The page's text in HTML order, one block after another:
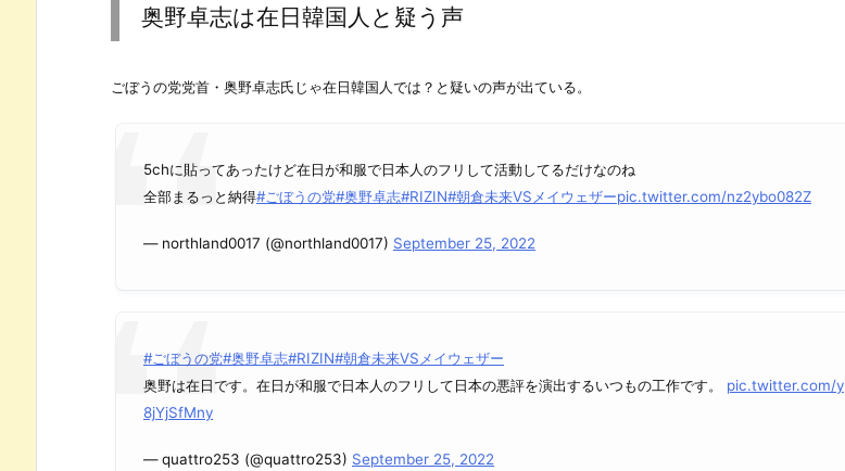
奥野卓志は在日韓国人と疑う声
ごぼうの党党首・奥野卓志氏じゃ在日韓国人では？と疑いの声が出ている。
5chに貼ってあったけど在日が和服で日本人のフリして活動してるだけなのね
全部まるっと納得#ごぼうの党#奥野卓志#RIZIN#朝倉未来VSメイウェザーpic.twitter.com/nz2ybo082Z
— northland0017 (@northland0017) September 25, 2022
#ごぼうの党#奥野卓志#RIZIN#朝倉未来VSメイウェザー
奥野は在日です。在日が和服で日本人のフリして日本の悪評を演出するいつもの工作です。 pic.twitter.com/y
8jYjSfMny
— quattro253 (@quattro253) September 25, 2022